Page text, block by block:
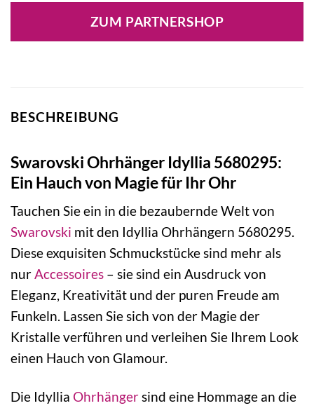
ZUM PARTNERSHOP
BESCHREIBUNG
Swarovski Ohrhänger Idyllia 5680295:
Ein Hauch von Magie für Ihr Ohr
Tauchen Sie ein in die bezaubernde Welt von
Swarovski mit den Idyllia Ohrhängern 5680295.
Diese exquisiten Schmuckstücke sind mehr als
nurAccessoires – sie sind ein Ausdruck von
Eleganz, Kreativität und der puren Freude am
Funkeln. Lassen Sie sich von der Magie der
Kristalle verführen und verleihen Sie Ihrem Look
einen Hauch von Glamour.
Die Idyllia Ohrhängersind eine Hommage an die